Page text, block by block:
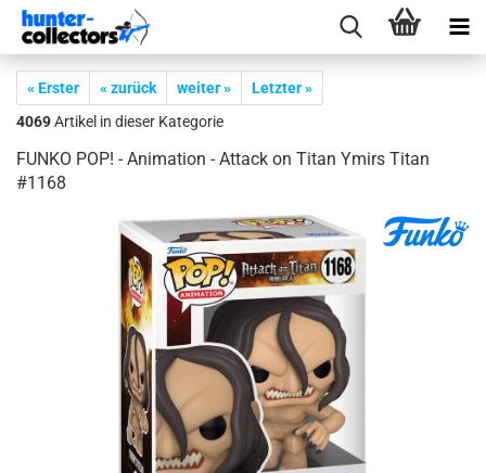
« Erster « zurück weiter »
Letzter »
4069Artikel in dieser Kategorie
FUNKO POP! - Ani­ma­ti­on - At­tack on Titan Ymirs Titan
#1168